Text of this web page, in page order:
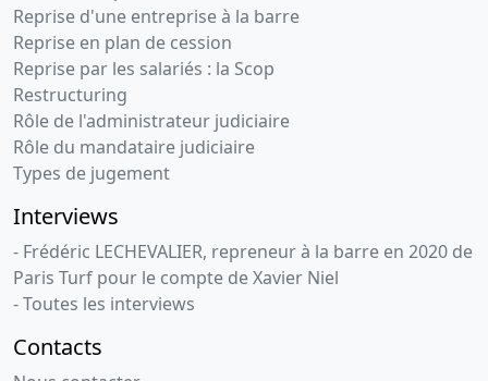
Reprise d'une entreprise à la barre
Reprise en plan de cession
Reprise par les salariés : la Scop
Restructuring
Rôle de l'administrateur judiciaire
Rôle du mandataire judiciaire
Types de jugement
Interviews
- Frédéric LECHEVALIER, repreneur à la barre en 2020 de
Paris Turf pour le compte de Xavier Niel
- Toutes les interviews
Contacts